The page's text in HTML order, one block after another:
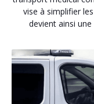
vise à simplifier
devient ainsi